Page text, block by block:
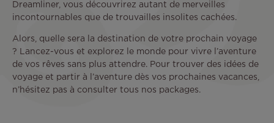
Dreamliner, vous découvrirez autant de merveilles
incontournables que de trouvailles insolites cachées.
Alors, quelle sera la destination de votre prochain voyage
? Lancez-vous et explorez le monde pour vivre l’aventure
de vos rêves sans plus attendre. Pour trouver des idées de
voyage et partir à l’aventure dès vos prochaines vacances,
n’hésitez pas à consulter tous nos packages.